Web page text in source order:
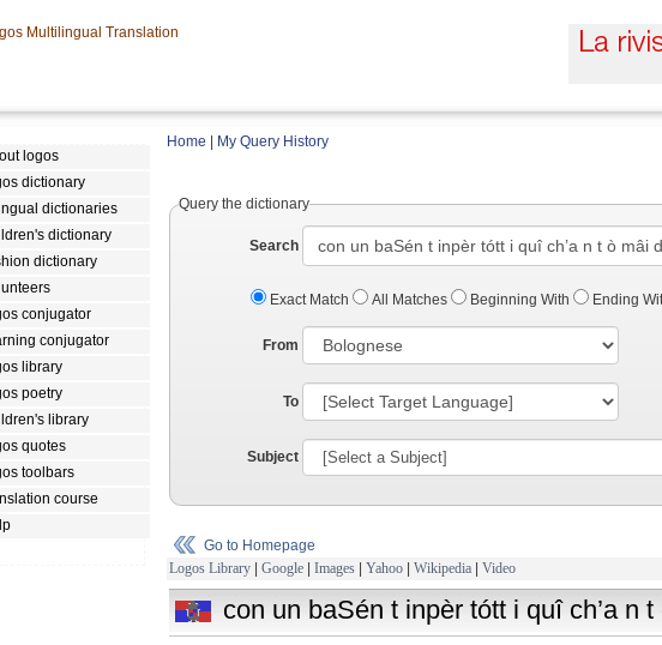
logos
dictionary
dictionaries
dictionary
dictionary
conjugator
conjugator
library
poetry
library
quotes
toolbars
course
Home My Query History
Query the dictionary
Search
Exact Match All Matches Beginning With Ending
From
To
Subject
Go to Homepage
Logos Library | Google | Images | Yahoo | Wikipedia | Video
con un baSén t inpèr tótt i quî ch’a n